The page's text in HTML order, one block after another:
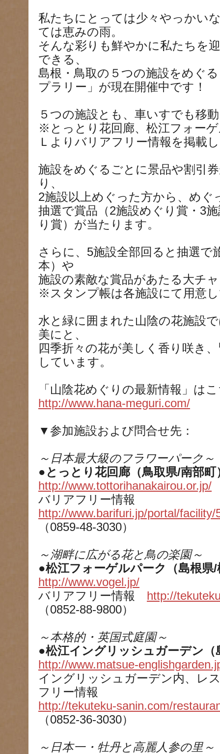
私たちにとっては少々やっかい
ては恵みの雨。
そんな彩りも鮮やかに私たちを
できる、
島根・鳥取の５つの施設をめぐ
プラリー」が現在開催中です！
５つの施設とも、車いすでも移
※とっとり花回廊、松江フォー
Ｌよりバリアフリー情報を掲載
施設をめぐるごとに景品や割引
り、
2施設以上めぐった方から、めぐ
抽選で賞品（2施設めぐり賞・3
り賞）が当たります。
さらに、5施設全部回ると抽選で
本）や
施設の素敵な賞品があたる大チ
※スタンプ帳は各施設にて用意
水と緑に囲まれた山陰の花施設
美にと、
四季折々の花が美しく香り咲き
しています。
「山陰花めぐりの最新情報」は
http://www.hana-meguri.com/
▼参加施設および問合せ先：
～日本最大級のフラワーパーク～
●とっとり花回廊（鳥取県/南部町
http://www.tottorihanakairou.or.jp/
バリアフリー情報
http://www.barifuri.jp/portal/facility/
（0859-48-3030）
～湖畔に広がる花と鳥の楽園～
●松江フォーゲルパーク（島根県/
http://www.vogel.jp/
バリアフリー情報 http://
（0852-88-9800）
～本格的・英国式庭園～
●松江イングリッシュガーデン（
http://www.matsue-
イングリッシュガーデン内、レ
フリー情報
http://tekuteku-sanin.com/
（0852-36-3030）
～日本一・牡丹と高麗人参の里～